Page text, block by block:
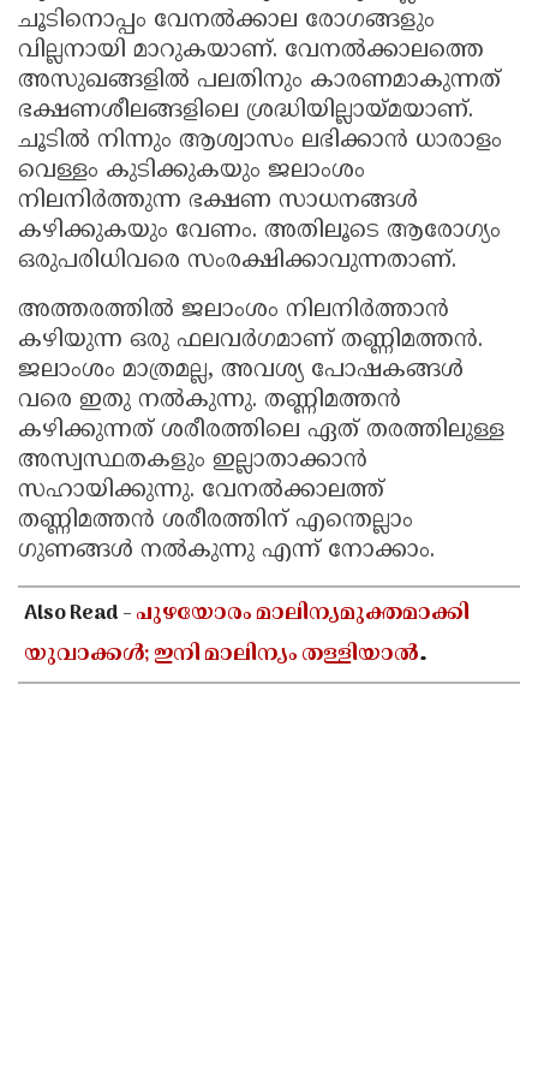
Updates
Assembly
Polls
Kerala
Local
Body
Election
Look
Back
2025
ചൂടിനൊപ്പം വേനല്‍ക്കാല രോഗങ്ങളും
വില്ലനായി മാറുകയാണ്. വേനല്‍ക്കാലത്തെ
അസുഖങ്ങളില്‍ പലതിനും കാരണമാകുന്നത്
ഭക്ഷണശീലങ്ങളിലെ ശ്രദ്ധിയില്ലായ്മയാണ്.
ചൂടില്‍ നിന്നും ആശ്വാസം ലഭിക്കാന്‍ ധാരാളം
വെള്ളം കുടിക്കുകയും ജലാംശം
നിലനിര്‍ത്തുന്ന ഭക്ഷണ സാധനങ്ങള്‍
കഴിക്കുകയും വേണം. അതിലൂടെ ആരോഗ്യം
ഒരുപരിധിവരെ സംരക്ഷിക്കാവുന്നതാണ്.
അത്തരത്തില്‍ ജലാംശം നിലനിര്‍ത്താന്‍
കഴിയുന്ന ഒരു ഫലവര്‍ഗമാണ് തണ്ണിമത്തന്‍.
ജലാംശം മാത്രമല്ല, അവശ്യ പോഷകങ്ങള്‍
വരെ ഇതു നല്‍കുന്നു. തണ്ണിമത്തന്‍
കഴിക്കുന്നത് ശരീരത്തിലെ ഏത് തരത്തിലുള്ള
അസ്വസ്ഥതകളും ഇല്ലാതാക്കാന്‍
സഹായിക്കുന്നു. വേനല്‍ക്കാലത്ത്
തണ്ണിമത്തന്‍ ശരീരത്തിന് എന്തെല്ലാം
ഗുണങ്ങള്‍ നല്‍കുന്നു എന്ന് നോക്കാം.
Also Read -പുഴയോരം മാലിന്യമുക്തമാക്കി
യുവാക്കൾ; ഇനി മാലിന്യം തള്ളിയാൽ